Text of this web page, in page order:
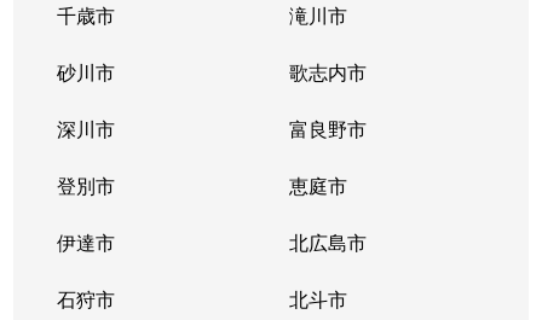
千歳市 滝川市
砂川市 歌志内市
深川市 富良野市
登別市 恵庭市
伊達市 北広島市
石狩市 北斗市